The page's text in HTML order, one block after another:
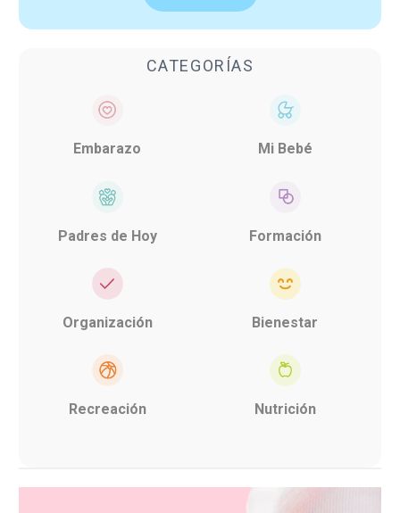
CATEGORÍAS
Embarazo Mi Bebé
Padres de Hoy Formación
Organización Bienestar
Recreación Nutrición